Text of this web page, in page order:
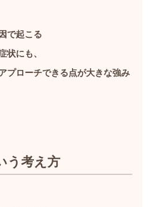
で起こる
状にも、
プローチできる点が大きな強み
う考え方